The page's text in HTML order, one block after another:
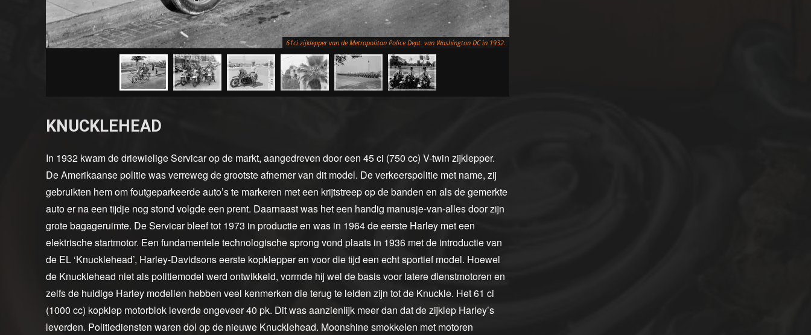
61ci zijklepper van de Metropolitan Police Dept. van Washington DC in 1932.
KNUCKLEHEAD
In 1932 kwam de driewielige Servicar op de markt, aangedreven door een 45 ci (750 cc) V-twin zijklepper.
De Amerikaanse politie was verreweg de grootste afnemer van dit model. De verkeerspolitie met name, zij
gebruikten hem om foutgeparkeerde auto’s te markeren met een krijtstreep op de banden en als de gemerkte
auto er na een tijdje nog stond volgde een prent. Daarnaast was het een handig manusje-van-alles door zijn
grote bagageruimte. De Servicar bleef tot 1973 in productie en was in 1964 de eerste Harley met een
elektrische startmotor. Een fundamentele technologische sprong vond plaats in 1936 met de introductie van
de EL ‘Knucklehead’, Harley‑Davidsons eerste kopklepper en voor die tijd een echt sportief model. Hoewel
de Knucklehead niet als politiemodel werd ontwikkeld, vormde hij wel de basis voor latere dienstmotoren en
zelfs de huidige Harley modellen hebben veel kenmerken die terug te leiden zijn tot de Knuckle. Het 61 ci
(1000 cc) kopklep motorblok leverde ongeveer 40 pk. Dit was aanzienlijk meer dan dat de zijklep Harley’s
leverden. Politiediensten waren dol op de nieuwe Knucklehead. Moonshine smokkelen met motoren